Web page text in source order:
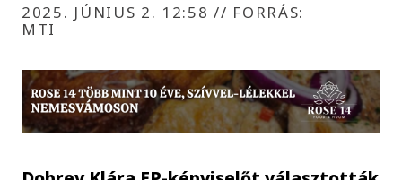
2025. JÚNIUS 2. 12:58// FORRÁS:
MTI